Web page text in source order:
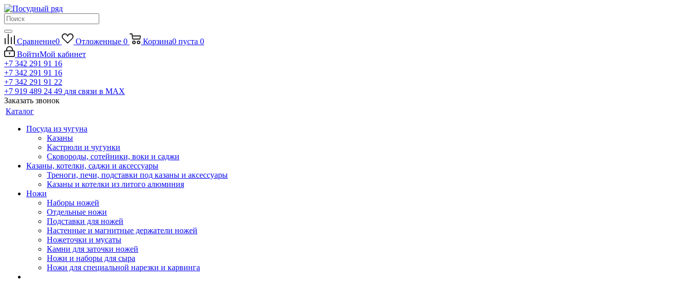
Сравнение0 Отложенные 0 Корзина0 пуста 0
ВойтиМой кабинет
+7 342 291 91 16
+7 342 291 91 16
+7 342 291 91 22
+7 919 489 24 49 для связи в МАХ
Заказать звонок
Каталог
Посуда из чугуна
Казаны
Кастрюли и чугунки
Сковороды, сотейники, воки и саджи
Казаны, котелки, саджи и аксессуары
Треноги, печи, подставки под казаны и аксессуары
Казаны и котелки из литого алюминия
Ножи
Наборы ножей
Отдельные ножи
Подставки для ножей
Настенные и магнитные держатели ножей
Ножеточки и мусаты
Камни для заточки ножей
Ножи и наборы для сыра
Ножи для специальной нарезки и карвинга